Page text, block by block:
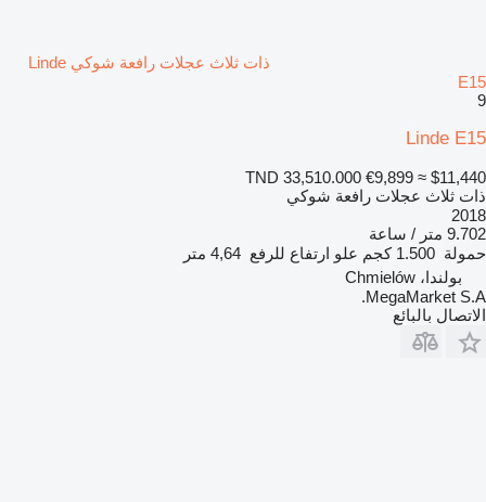
ذات ثلاث عجلات رافعة شوكي Linde
E15
9
Linde E15
TND 33,510.000 €9,899 ≈ $11,440
ذات ثلاث عجلات رافعة شوكي
2018
9.702 متر / ساعة
حمولة 1.500 كجم علو ارتفاع للرفع 4,64 متر
بولندا، Chmielów
MegaMarket S.A.
الاتصال بالبائع